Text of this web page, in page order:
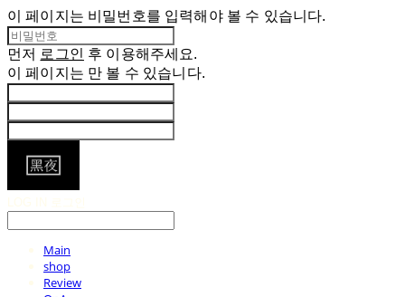
이 페이지는 비밀번호를 입력해야 볼 수 있습니다.
먼저 로그인 후 이용해주세요.
이 페이지는 만 볼 수 있습니다.
Main
shop
Review